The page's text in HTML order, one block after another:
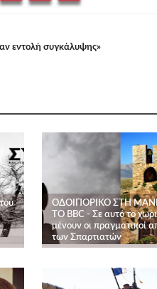
εντολή συγκάλυψης»
ΟΔΟΙΠΟΡΙΚΟ ΣΤΗ
ΤΟ BBC - Σε αυτό το
μένουν οι πραγματικοί
των Σπαρτιατών